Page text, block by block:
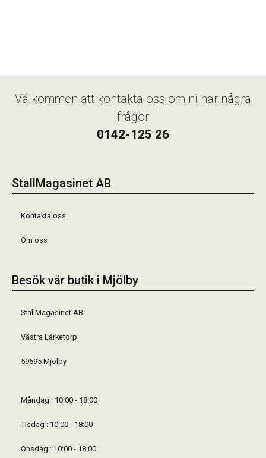
Välkommen att kontakta oss om ni har några
frågor
0142-125 26
StallMagasinet AB
Kontakta oss
Om oss
Besök vår butik i Mjölby
StallMagasinet AB
Västra Lärketorp
59595 Mjölby
Måndag : 10:00 - 18:00
Tisdag : 10:00 - 18:00
Onsdag : 10:00 - 18:00